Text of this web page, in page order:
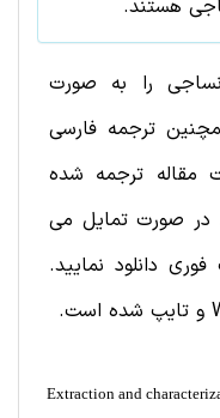
هستند.
نساجی را به صورت
ترجمه فارسی
مقاله ترجمه شده
در صورت تمایل می
دانلود نمایید.
Extraction and